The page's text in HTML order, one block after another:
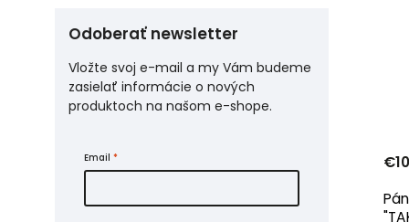
Odoberať newsletter
Vložte svoj e-mail a my Vám budeme
zasielať informácie o nových
produktoch na našom e-shope.
Email